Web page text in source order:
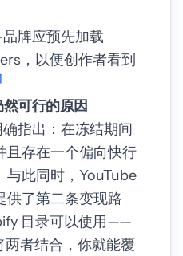
牌应预先加载
，以便创作者看到
可行的原因
指出：在冻结期间
且存在一个偏向快行
与此同时，YouTube
供了第二条变现路
目录可以使用——
者结合，你就能覆